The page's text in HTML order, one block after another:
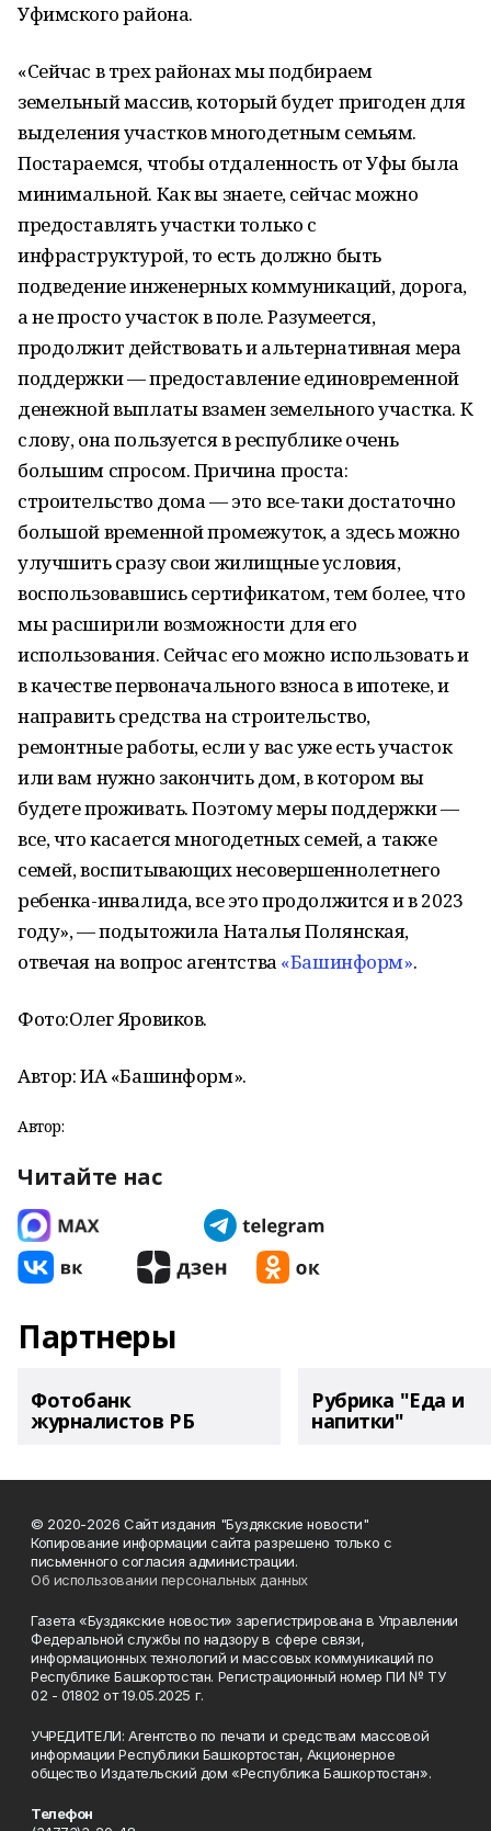
Уфимского района.
«Сейчас в трех районах мы подбираем
земельный массив, который будет пригоден для
выделения участков многодетным семьям.
Постараемся, чтобы отдаленность от Уфы была
минимальной. Как вы знаете, сейчас можно
предоставлять участки только с
инфраструктурой, то есть должно быть
подведение инженерных коммуникаций, дорога,
а не просто участок в поле. Разумеется,
продолжит действовать и альтернативная мера
поддержки — предоставление единовременной
денежной выплаты взамен земельного участка. К
слову, она пользуется в республике очень
большим спросом. Причина проста:
строительство дома — это все-таки достаточно
большой временной промежуток, а здесь можно
улучшить сразу свои жилищные условия,
воспользовавшись сертификатом, тем более, что
мы расширили возможности для его
использования. Сейчас его можно использовать и
в качестве первоначального взноса в ипотеке, и
направить средства на строительство,
ремонтные работы, если у вас уже есть участок
или вам нужно закончить дом, в котором вы
будете проживать. Поэтому меры поддержки —
все, что касается многодетных семей, а также
семей, воспитывающих несовершеннолетнего
ребенка-инвалида, все это продолжится и в 2023
году», — подытожила Наталья Полянская,
отвечая на вопрос агентства «Башинформ».
Фото:Олег Яровиков.
Автор: ИА «Башинформ».
Автор:
Читайте нас
Партнеры
Фотобанк
журналистов РБ
Рубрика "Еда и
напитки"
© 2020-2026 Сайт издания "Буздякские новости"
Копирование информации сайта разрешено только с
письменного согласия администрации.
Об использовании персональных данных
Газета «Буздякские новости» зарегистрирована в Управлении
Федеральной службы по надзору в сфере связи,
информационных технологий и массовых коммуникаций по
Республике Башкортостан. Регистрационный номер ПИ № ТУ
02 - 01802 от 19.05.2025 г.
УЧРЕДИТЕЛИ: Агентство по печати и средствам массовой
информации Республики Башкортостан, Акционерное
общество Издательский дом «Республика Башкортостан».
Телефон